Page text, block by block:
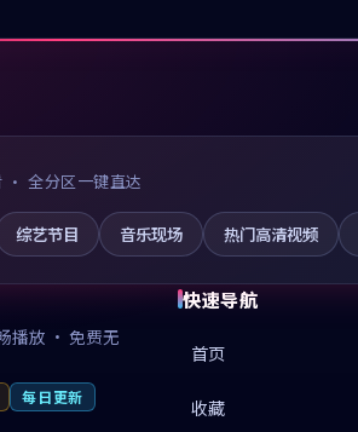
· 全分区一键直达
综艺节目 音乐现场 热门高清视频
播放 · 免费无
每日更新
快速导航
首页
收藏